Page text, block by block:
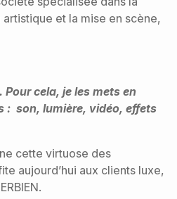
et la mise en scène,
cela, je les mets en
: son, lumière, vidéo, effets
cette virtuose des
aujourd’hui aux clients luxe,